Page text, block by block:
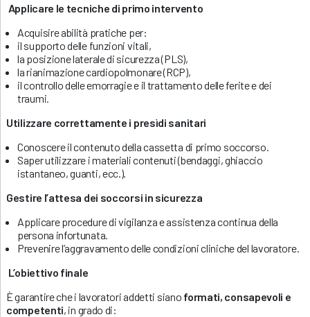
Applicare le tecniche di primo intervento
Acquisire abilità pratiche per:
il supporto delle funzioni vitali,
la posizione laterale di sicurezza (PLS),
la rianimazione cardiopolmonare (RCP),
il controllo delle emorragie e il trattamento delle ferite e dei
traumi.
Utilizzare correttamente i presìdi sanitari
Conoscere il contenuto della cassetta di primo soccorso.
Saper utilizzare i materiali contenuti (bendaggi, ghiaccio
istantaneo, guanti, ecc.).
Gestire l’attesa dei soccorsi in sicurezza
Applicare procedure di vigilanza e assistenza continua della
persona infortunata.
Prevenire l’aggravamento delle condizioni cliniche del lavoratore.
L’obiettivo finale
È garantire che i lavoratori addetti siano formati, consapevoli e
competenti, in grado di: